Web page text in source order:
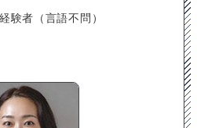
経験者（言語不問）